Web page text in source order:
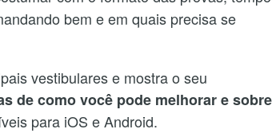
bem e em quais precisa se
vestibulares e mostra o seu
de como você pode melhorar e sobre
para iOS e Android.